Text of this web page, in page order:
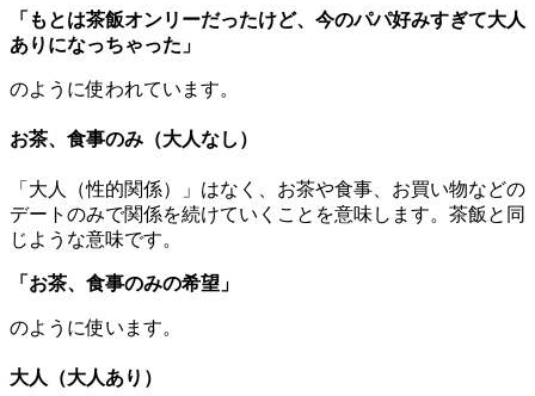
「もとは茶飯オンリーだったけど、今のパパ好みすぎて大人
ありになっちゃった」
のように使われています。
お茶、食事のみ（大人なし）
「大人（性的関係）」はなく、お茶や食事、お買い物などの
デートのみで関係を続けていくことを意味します。茶飯と同
じような意味です。
「お茶、食事のみの希望」
のように使います。
大人（大人あり）